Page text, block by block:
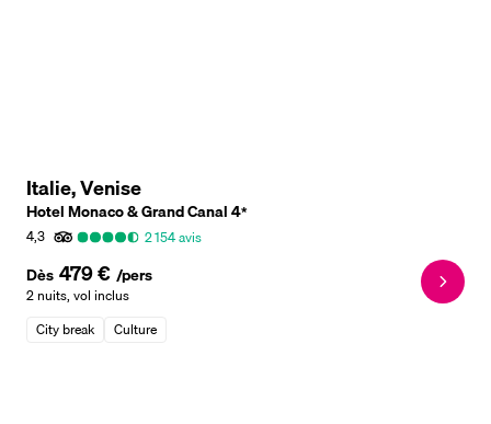
Italie, Venise
Hotel Monaco & Grand Canal4*
4,3
2 154avis
Dès 479 € /pers
2 nuits, vol inclus
City break
Culture